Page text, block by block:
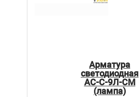
Арматура
светодиодная
АС-С-9Л-СМ
(лампа)